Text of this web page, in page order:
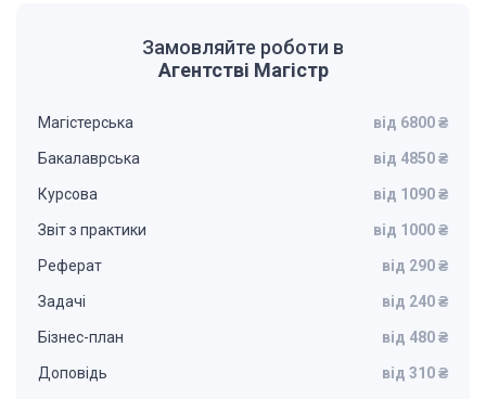
Замовляйте роботи в
Агентстві Магістр
Магістерська від 6800 ₴
Бакалаврська від 4850 ₴
Курсова від 1090 ₴
Звіт з практики від 1000 ₴
Реферат від 290 ₴
Задачі від 240 ₴
Бізнес-план від 480 ₴
Доповідь від 310 ₴